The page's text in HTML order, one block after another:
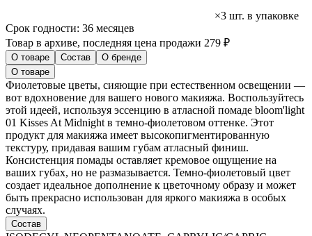
×3 шт. в упаковке
Срок годности: 36 месяцев
Товар в архиве, последняя цена продажи 279 ₽
О товаре Состав
О бренде
О товаре
Фиолетовые цветы, сияющие при естественном освещении —
вот вдохновение для вашего нового макияжа. Воспользуйтесь
этой идеей, используя эссенцию в атласной помаде bloom'light
01 Kisses At Midnight в темно-фиолетовом оттенке. Этот
продукт для макияжа имеет высокопигментированную
текстуру, придавая вашим губам атласный финиш.
Консистенция помады оставляет кремовое ощущение на
ваших губах, но не размазывается. Темно-фиолетовый цвет
создает идеальное дополнение к цветочному образу и может
быть прекрасно использован для яркого макияжа в особых
случаях.
Состав